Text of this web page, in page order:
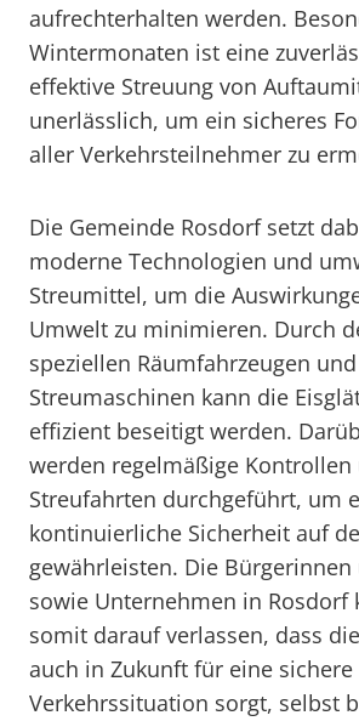
aufrechterhalten werden.
Wintermonaten ist eine
effektive Streuung von
unerlässlich, um ein sicheres
aller Verkehrsteilnehmer zu
Die Gemeinde Rosdorf setzt
moderne Technologien und
Streumittel, um die
Umwelt zu minimieren. Durch
speziellen Räumfahrzeugen und
Streumaschinen kann die
effizient beseitigt werden.
werden regelmäßige Kontrollen
Streufahrten durchgeführt, um
kontinuierliche Sicherheit auf
gewährleisten. Die
sowie Unternehmen in Rosdorf
somit darauf verlassen, dass
auch in Zukunft für eine sichere
Verkehrssituation sorgt, selbst